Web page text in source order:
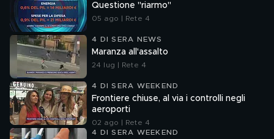
Questione "riarmo"
05 ago | Rete 4
4 DI SERA NEWS
Maranza all'assalto
24 lug | Rete 4
4 DI SERA WEEKEND
Frontiere chiuse, al via i controlli negli
aeroporti
02 ago | Rete 4
4 DI SERA WEEKEND